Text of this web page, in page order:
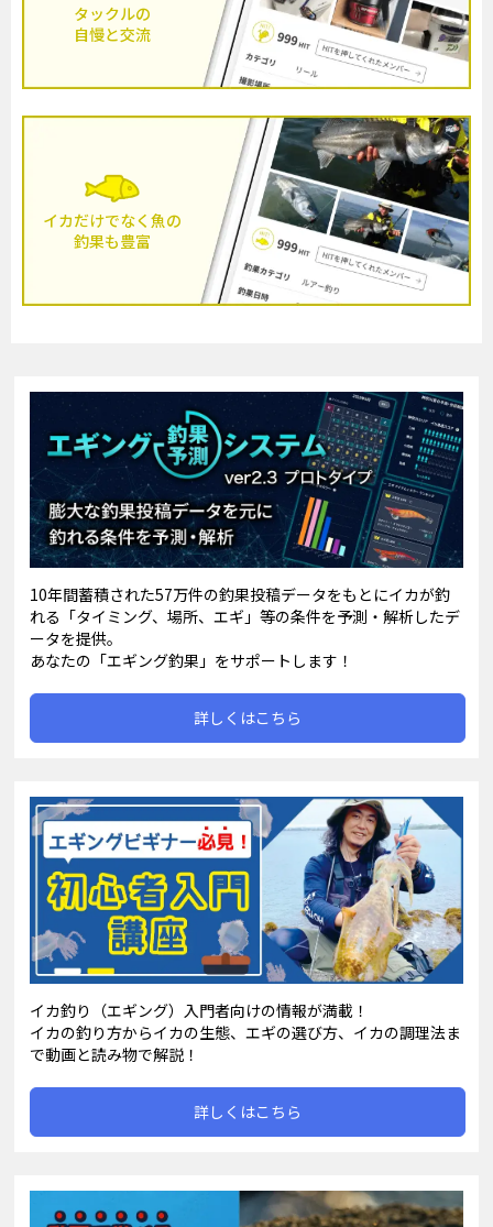
タックルの
自慢と交流
イカだけでなく魚の
釣果も豊富
10年間蓄積された57万件の釣果投稿データをもとにイカが釣
れる「タイミング、場所、エギ」等の条件を予測・解析したデ
ータを提供。
あなたの「エギング釣果」をサポートします！
詳しくはこちら
イカ釣り（エギング）入門者向けの情報が満載！
イカの釣り方からイカの生態、エギの選び方、イカの調理法ま
で動画と読み物で解説！
詳しくはこちら